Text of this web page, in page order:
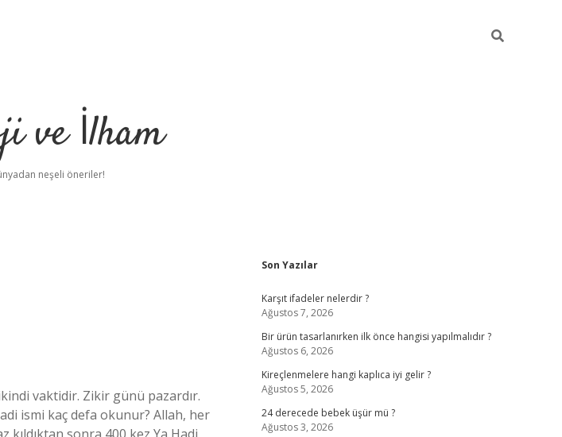
ve İlham
neşeli öneriler!
vaktidir. Zikir günü pazardır.
ismi kaç defa okunur? Allah, her
Sidebar
Son Yazılar
Karşıt ifadeler nelerdir ?
Ağustos 7, 2026
Bir ürün tasarlanırken ilk önce hangisi yapılmalıdır ?
Ağustos 6, 2026
Kireçlenmelere hangi kaplıca iyi gelir ?
Ağustos 5, 2026
24 derecede bebek üşür mü ?
Ağustos 3, 2026